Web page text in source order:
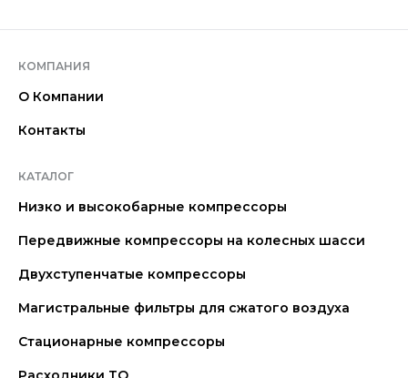
КОМПАНИЯ
О Компании
Контакты
КАТАЛОГ
Низко и высокобарные компрессоры
Передвижные компрессоры на колесных шасси
Двухступенчатые компрессоры
Магистральные фильтры для сжатого воздуха
Стационарные компрессоры